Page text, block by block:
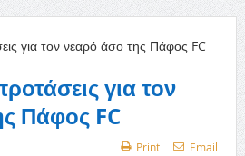
για τον
Πάφος FC
Print Email